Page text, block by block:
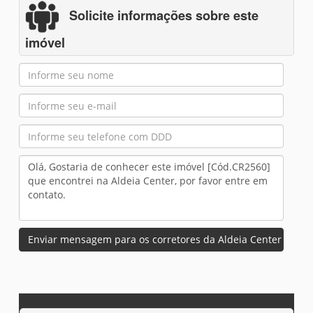
Solicite informações sobre este
imóvel
Enviar mensagem para os corretores da Aldeia Center